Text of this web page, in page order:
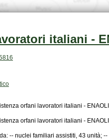
italiani -
orfani lavoratori italiani -
orfani lavoratori italiani -
da: -- nuclei familiari assistiti, 43